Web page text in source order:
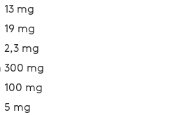
13 mg
19 mg
2,3 mg
300 mg
100 mg
5 mg